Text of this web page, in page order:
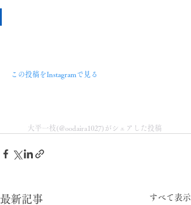
この投稿をInstagramで見る
大平一枝(@oodaira1027)がシェアした投稿
最新記事 すべて表示